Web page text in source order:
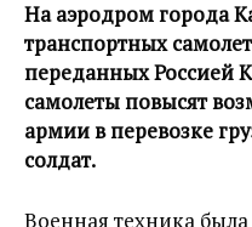
На аэродром города
транспортных
переданных Россией
самолеты повысят
армии в перевозке
солдат.
Военная техника